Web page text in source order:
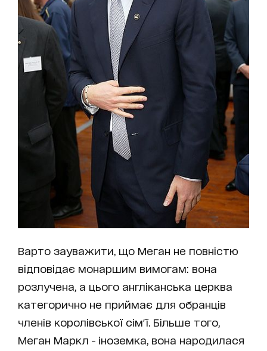
Варто зауважити, що Меган не повністю
відповідає монаршим вимогам: вона
розлучена, а цього англіканська церква
категорично не приймає для обранців
членів королівської сім'ї. Більше того,
Меган Маркл - іноземка, вона народилася